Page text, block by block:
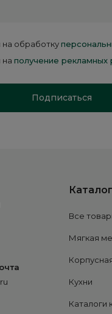
на обработку
на получение рекламных
Подписаться
Каталог
Все
Мягкая
Кухни
Каталоги